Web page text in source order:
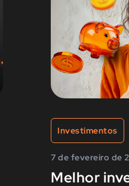
Investimentos
7 de fevereiro de
Melhor